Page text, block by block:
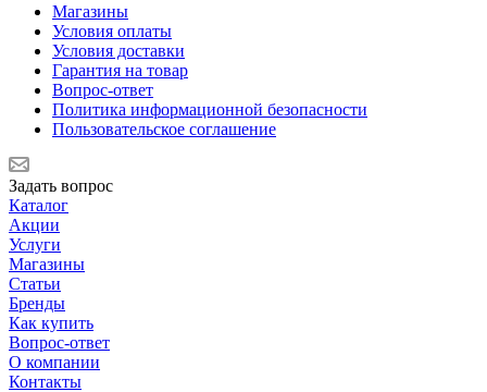
Магазины
Условия оплаты
Условия доставки
Гарантия на товар
Вопрос-ответ
Политика информационной безопасности
Пользовательское соглашение
Задать вопрос
Каталог
Акции
Услуги
Магазины
Статьи
Бренды
Как купить
Вопрос-ответ
О компании
Контакты